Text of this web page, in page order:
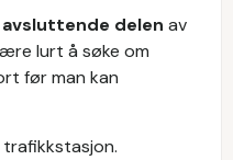
delen av
lurt å søke om
før man kan